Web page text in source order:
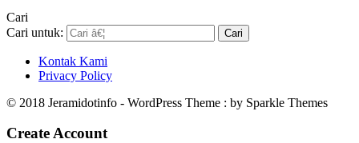
Cari
Cari untuk:
Kontak Kami
Privacy Policy
© 2018 Jeramidotinfo - WordPress Theme : by Sparkle Themes
Create Account